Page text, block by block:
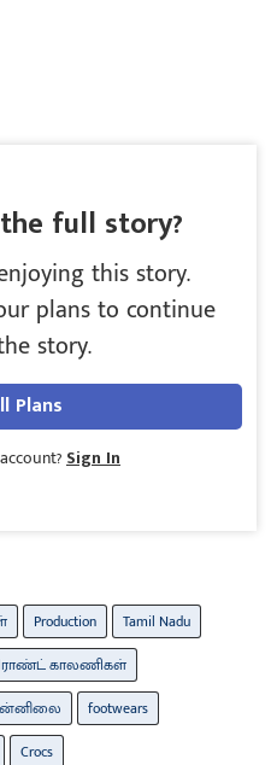
full story?
this story.
plans to continue
story.
Plans
Sign In
Production
Tamil Nadu
காலணிகள்
footwears
Crocs